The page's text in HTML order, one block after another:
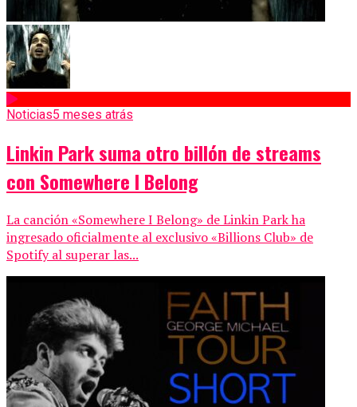
Noticias5 meses atrás
Linkin Park suma otro billón de streams
con Somewhere I Belong
La canción «Somewhere I Belong» de Linkin Park ha
ingresado oficialmente al exclusivo «Billions Club» de
Spotify al superar las...